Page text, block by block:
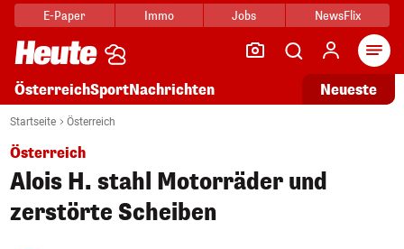
E-Paper Immo Jobs NewsFlix
ÖsterreichSportNachrichten Neueste
Startseite Österreich
Österreich
Alois H. stahl Motorräder und
zerstörte Scheiben